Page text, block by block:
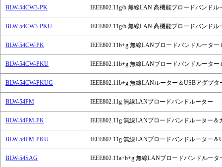
BLW-54CW3-PK IEEE802.11g/b 無線LAN 高機能ブロードバンド
BLW-54CW3-PKU IEEE802.11g/b 無線LAN 高機能ブロードバンド
BLW-54CW-PK IEEE802.11b+g 無線LANブロードバンドルータ
BLW-54CW-PKU IEEE802.11b+g 無線LANブロードバンドルータ
BLW-54CW-PKUG IEEE802.11b+g 無線LANルーター＆USBアダプ
BLW-54PM IEEE802.11g 無線LANブロードバンドルーター
BLW-54PM-PK IEEE802.11g 無線LANブロードバンドルーター＆
BLW-54PM-PKU IEEE802.11g 無線LANブロードバンドルーター＆
BLW-54SAG IEEE802.11a+b+g 無線LANブロードバンドルータ